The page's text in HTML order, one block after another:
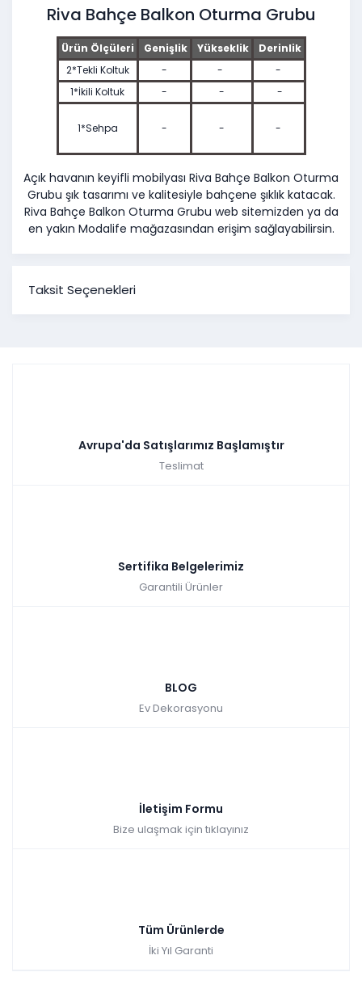
Riva Bahçe Balkon Oturma Grubu
Ürün Ölçüleri Genişlik Yükseklik
Derinlik
2*Tekli Koltuk - -
-
1*İkili Koltuk
- - -
1*Sehpa - - -
Açık havanın keyifli mobilyası Riva Bahçe Balkon Oturma
Grubu şık tasarımı ve kalitesiyle bahçene şıklık katacak.
Riva Bahçe Balkon Oturma Grubu web sitemizden ya da
en yakın Modalife mağazasından erişim sağlayabilirsin.
Taksit Seçenekleri
Avrupa'da Satışlarımız Başlamıştır
Teslimat
Sertifika Belgelerimiz
Garantili Ürünler
BLOG
Ev Dekorasyonu
İletişim Formu
Bize ulaşmak için tıklayınız
Tüm Ürünlerde
İki Yıl Garanti